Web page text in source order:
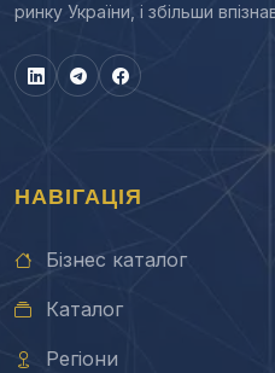
ринку України, і збільши
НАВІГАЦІЯ
Бізнес каталог
Каталог
Регіони